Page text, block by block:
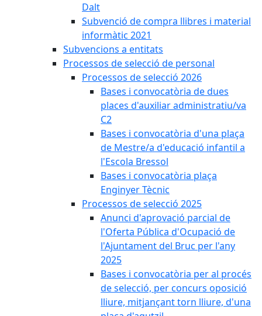
Dalt
Subvenció de compra llibres i material
informàtic 2021
Subvencions a entitats
Processos de selecció de personal
Processos de selecció 2026
Bases i convocatòria de dues
places d'auxiliar administratiu/va
C2
Bases i convocatòria d'una plaça
de Mestre/a d'educació infantil a
l'Escola Bressol
Bases i convocatòria plaça
Enginyer Tècnic
Processos de selecció 2025
Anunci d'aprovació parcial de
l'Oferta Pública d'Ocupació de
l'Ajuntament del Bruc per l'any
2025
Bases i convocatòria per al procés
de selecció, per concurs oposició
lliure, mitjançant torn lliure, d'una